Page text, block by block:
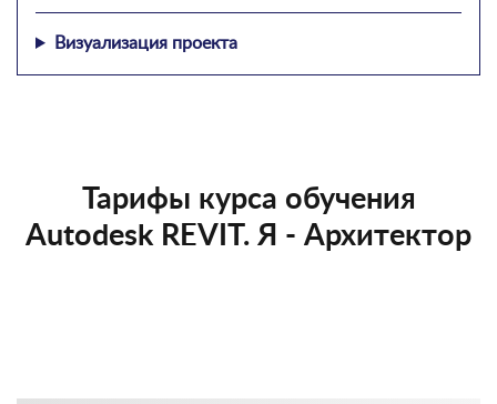
Визуализация проекта
Тарифы курса обучения
Autodesk REVIT. Я - Архитектор